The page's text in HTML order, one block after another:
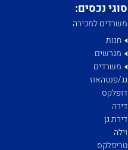
סוגי נכסים:
משרדים למכירה
חנות
מגרשים
משרדים
גג/פנטהאוז
דופלקס
דירה
דירת גן
וילה
טריפלקס